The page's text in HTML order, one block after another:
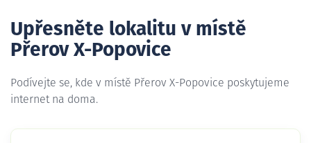
Upřesněte lokalitu v místě
Přerov X-Popovice
Podívejte se, kde v místě Přerov X-Popovice poskytujeme
internet na doma.